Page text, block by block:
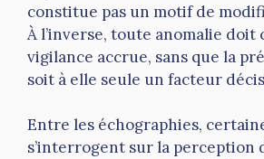
constitue pas un motif de
À l’inverse, toute anomalie doit
vigilance accrue, sans que la
soit à elle seule un facteur
Entre les échographies,
s’interrogent sur la perception